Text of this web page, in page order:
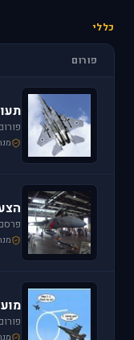
כללי
פורום